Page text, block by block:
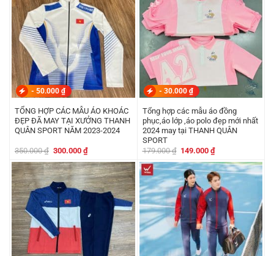
- 50.000 ₫
TỔNG HỢP CÁC MẪU ÁO KHOÁC
ĐẸP ĐÃ MAY TẠI XƯỞNG THANH
QUÂN SPORT NĂM 2023-2024
350.000₫ Giá
là:
350.000 ₫.
300.000 ₫Giá
hiện
tại
là:
300.000 ₫.
- 30.000 ₫
Tổng hợp các mẫu áo đồng
phục,áo lớp ,áo polo đẹp mới nhất
2024 may tại THANH QUÂN
SPORT
179.000₫ Giá
là:
179.000 ₫.
149.000₫Giá
tại
là:
149.000 ₫.